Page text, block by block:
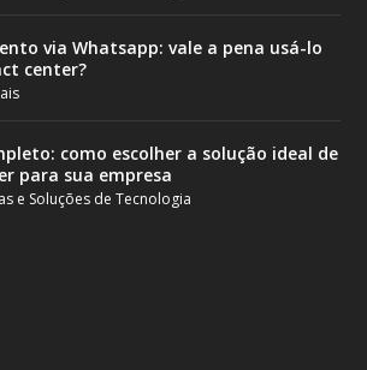
via Whatsapp: vale a pena usá-lo
center?
como escolher a solução ideal de
para sua empresa
e Soluções de Tecnologia